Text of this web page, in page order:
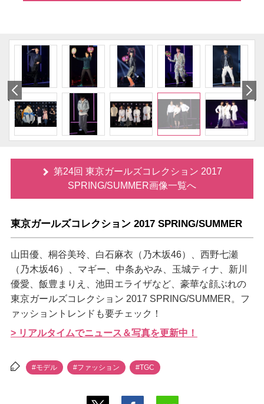
第24回 東京ガールズコレクション 2017
SPRING/SUMMER画像一覧へ
東京ガールズコレクション 2017 SPRING/SUMMER
山田優、桐谷美玲、白石麻衣（乃木坂46）、西野七瀬
（乃木坂46）、マギー、中条あやみ、玉城ティナ、新川
優愛、飯豊まりえ、池田エライザなど、豪華な顔ぶれの
東京ガールズコレクション 2017 SPRING/SUMMER。フ
ァッショントレンドも要チェック！
> リアルタイムでニュース＆写真を更新中！
#モデル #ファッション #TGC